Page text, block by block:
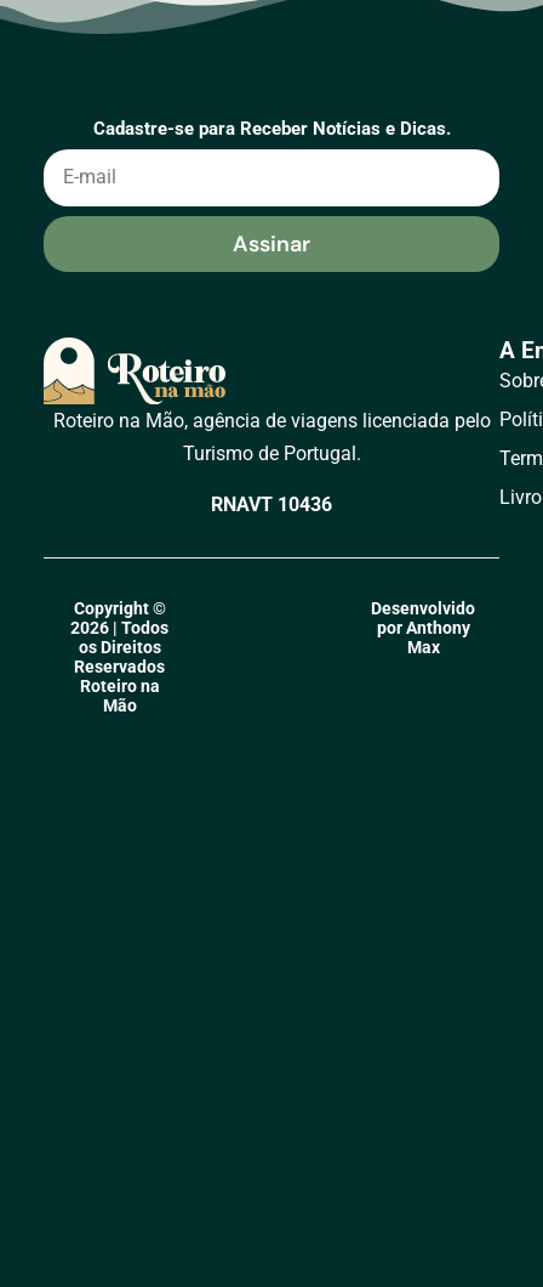
Cadastre-se para Receber Notícias e Dicas.
Assinar
Roteiro na Mão, agência de viagens licenciada pelo
Turismo de Portugal.
RNAVT 10436
A
Copyright ©
2026 | Todos
os Direitos
Reservados
Roteiro na
Mão
Desenvolvido
por Anthony
Max